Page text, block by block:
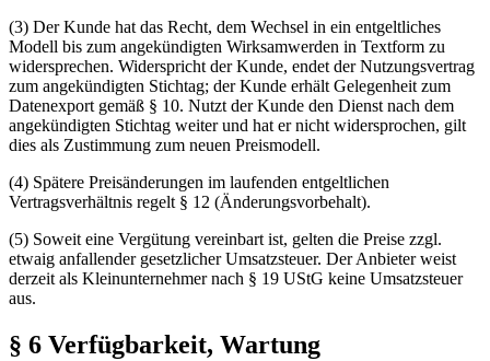
(3) Der Kunde hat das Recht, dem Wechsel in ein entgeltliches
Modell bis zum angekündigten Wirksamwerden in Textform zu
widersprechen. Widerspricht der Kunde, endet der Nutzungsvertrag
zum angekündigten Stichtag; der Kunde erhält Gelegenheit zum
Datenexport gemäß § 10. Nutzt der Kunde den Dienst nach dem
angekündigten Stichtag weiter und hat er nicht widersprochen, gilt
dies als Zustimmung zum neuen Preismodell.
(4) Spätere Preisänderungen im laufenden entgeltlichen
Vertragsverhältnis regelt § 12 (Änderungsvorbehalt).
(5) Soweit eine Vergütung vereinbart ist, gelten die Preise zzgl.
etwaig anfallender gesetzlicher Umsatzsteuer. Der Anbieter weist
derzeit als Kleinunternehmer nach § 19 UStG keine Umsatzsteuer
aus.
§ 6 Verfügbarkeit, Wartung